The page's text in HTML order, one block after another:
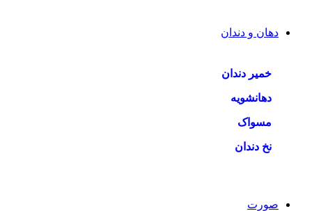
دهان و دندان
خمیر دندان
دهانشویه
مسواک
نخ دندان
صورت